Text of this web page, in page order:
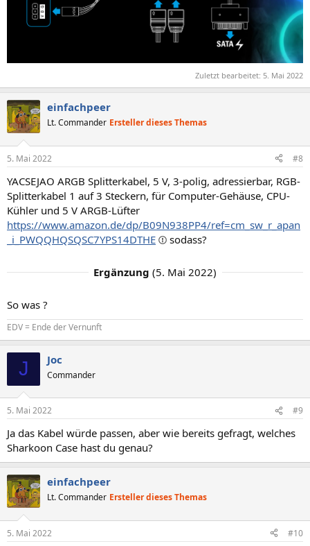
Zuletzt bearbeitet: 5. Mai 2022
einfachpeer
Lt. Commander Ersteller dieses Themas
5. Mai 2022 #8
YACSEJAO ARGB Splitterkabel, 5 V, 3-polig, adressierbar, RGB-
Splitterkabel 1 auf 3 Steckern, für Computer-Gehäuse, CPU-
Kühler und 5 V ARGB-Lüfter
https://www.amazon.de/dp/B09N938PP4/ref=cm_sw_r_apan
_i_PWQQHQSQSC7YPS14DTHE
sodass?
Ergänzung (5. Mai 2022)
So was ?
EDV = Ende der Vernunft
J Joc
Commander
5. Mai 2022 #9
Ja das Kabel würde passen, aber wie bereits gefragt, welches
Sharkoon Case hast du genau?
einfachpeer
Lt. Commander Ersteller dieses Themas
5. Mai 2022 #10